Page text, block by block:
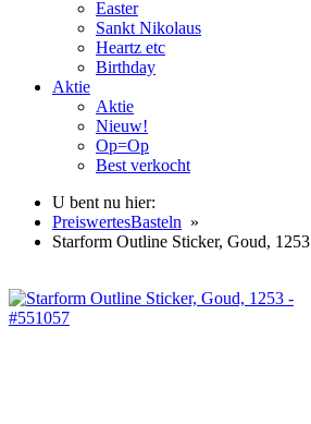
Easter
Sankt Nikolaus
Heartz etc
Birthday
Aktie
Aktie
Nieuw!
Op=Op
Best verkocht
U bent nu hier:
PreiswertesBasteln »
Starform Outline Sticker, Goud, 1253